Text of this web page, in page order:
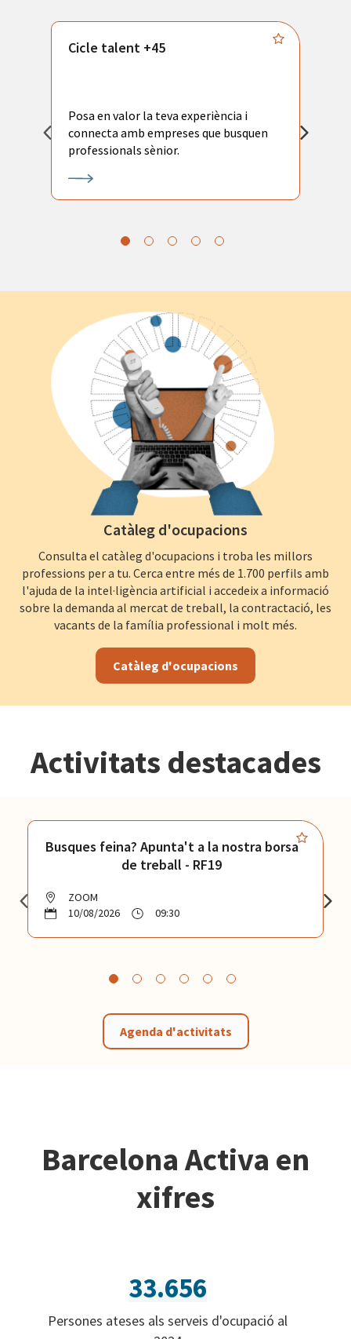
Cicle talent +45
Posa en valor la teva experiència i
connecta amb empreses que busquen
professionals sènior.
Catàleg d'ocupacions
Consulta el catàleg d'ocupacions i troba les millors
professions per a tu. Cerca entre més de 1.700 perfils amb
l'ajuda de la intel·ligència artificial i accedeix a informació
sobre la demanda al mercat de treball, la contractació, les
vacants de la família professional i molt més.
Catàleg d'ocupacions
Activitats destacades
Busques feina? Apunta't a la nostra borsa
de treball - RF19
ZOOM
10/08/2026
09:30
Agenda d'activitats
Barcelona Activa en
xifres
33.656
Persones ateses als serveis d'ocupació al